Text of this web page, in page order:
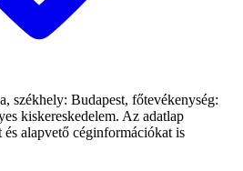
székhely: Budapest, főtevékenység:
kiskereskedelem. Az adatlap
alapvető céginformációkat is